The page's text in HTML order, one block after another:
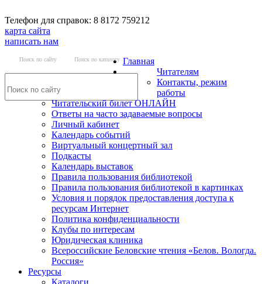
Телефон для справок: 8 8172 759212
карта сайта
написать нам
Поиск по сайту Поиск по каталогу Главная
Читателям
Контакты, режим
работы
Читательский билет ОНЛАЙН
Ответы на часто задаваемые вопросы
Личный кабинет
Календарь событий
Виртуальный концертный зал
Подкасты
Календарь выставок
Правила пользования библиотекой
Правила пользования библиотекой в картинках
Условия и порядок предоставления доступа к
ресурсам Интернет
Политика конфиденциальности
Клубы по интересам
Юридическая клиника
Всероссийские Беловские чтения «Белов. Вологда.
Россия»
Ресурсы
Каталоги